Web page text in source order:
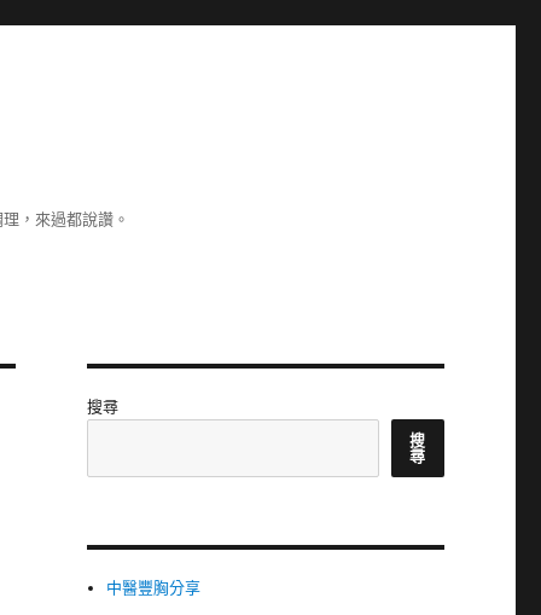
，來過都說讚。
搜尋
搜
尋
中醫豐胸分享